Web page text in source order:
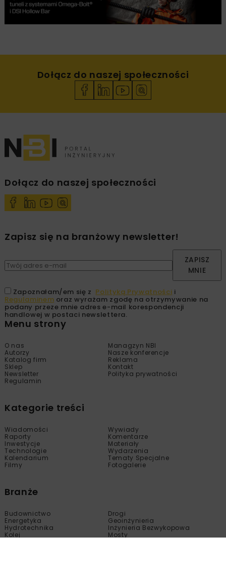
Dołącz do naszej społeczności
Dołącz do naszej społeczności
Zapisz się na branżowy newsletter!
ZAPISZ
MNIE
Zapoznałam/em się z Polityką Prywatności i
Regulaminem oraz wyrażam zgodę na otrzymywanie na
podany przeze mnie adres e-mail korespondencji
handlowej w postaci newslettera.
Menu strony
O nas
Managzyn NBI
Autorzy
Nasze konferencje
Katalog firm
Reklama
Sklep
Kontakt
Newsletter
Polityka prywatności
Regulamin
Kategorie treści
Wiadomości
Wywiady
Raporty
Komentarze
Inwestycje
Materiały
Technologie
Wydarzenia
Kalendarium
Tematy Specjalne
Filmy
Fotogalerie
Branże
Budownictwo
Drogi
Energetyka
Geoinżynieria
Hydrotechnika
Inżynieria Bezwykopowa
Kolej
Mosty